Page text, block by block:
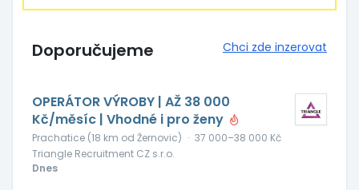
Doporučujeme Chci zde inzerovat
OPERÁTOR VÝROBY | AŽ 38 000
Kč/měsíc | Vhodné i pro ženy
Prachatice (18 km od Žernovic) · 37 000–38 000 Kč
Triangle Recruitment CZ s.r.o.
Dnes